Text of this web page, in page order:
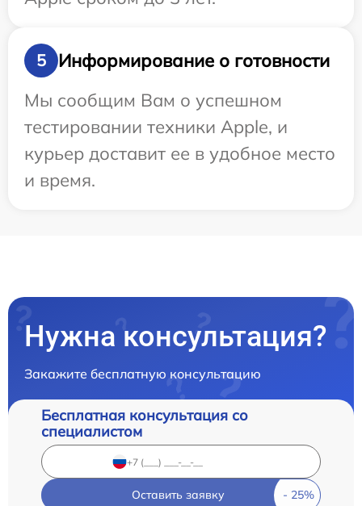
5
Информирование о готовности
Мы сообщим Вам о успешном
тестировании техники Apple, и
курьер доставит ее в удобное место
и время.
Нужна консультация?
Закажите бесплатную консультацию
Бесплатная консультация со
специалистом
Оставить заявку